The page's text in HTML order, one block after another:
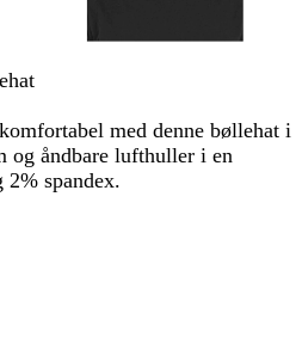
piletasterne
med denne bøllehat i
og åndbare lufthuller i en
spandex.